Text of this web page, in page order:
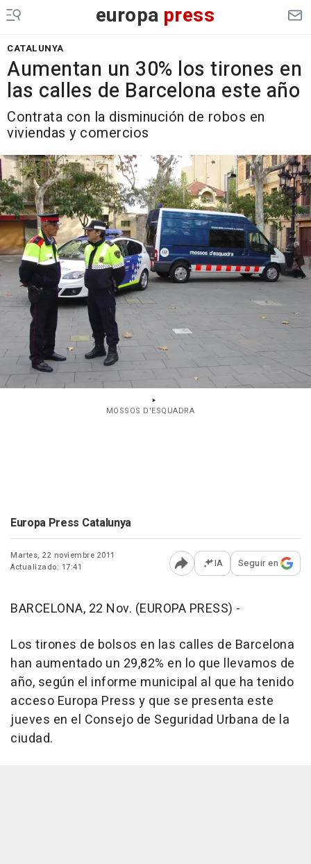
europa press
CATALUNYA
Aumentan un 30% los tirones en
las calles de Barcelona este año
Contrata con la disminución de robos en
viviendas y comercios
MOSSOS D'ESQUADRA
Europa Press Catalunya
Martes, 22 noviembre 2011
Actualizado: 17:41
Abrir opciones para
IA Seguir en
BARCELONA, 22 Nov. (EUROPA PRESS) -
Los tirones de bolsos en las calles de Barcelona
han aumentado un 29,82% en lo que llevamos de
año, según el informe municipal al que ha tenido
acceso Europa Press y que se presenta este
jueves en el Consejo de Seguridad Urbana de la
ciudad.